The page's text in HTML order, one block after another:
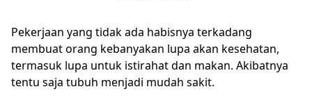
Pekerjaan yang tidak ada habisnya terkadang
membuat orang kebanyakan lupa akan kesehatan,
termasuk lupa untuk istirahat dan makan. Akibatnya
tentu saja tubuh menjadi mudah sakit.